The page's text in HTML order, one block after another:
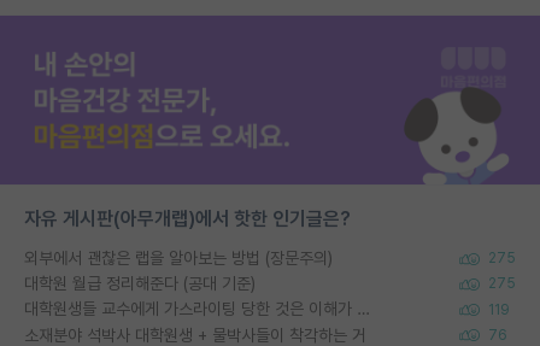
자유 게시판(아무개랩)에서 핫한 인기글은?
외부에서 괜찮은 랩을 알아보는 방법 (장문주의) 275
대학원 월급 정리해준다 (공대 기준) 275
대학원생들 교수에게 가스라이팅 당한 것은 이해가 갑니다. 안타깝네요. 119
소재분야 석박사 대학원생 + 물박사들이 착각하는 거 76